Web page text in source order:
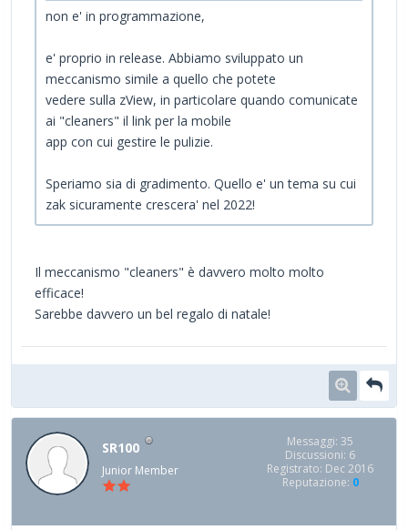
non e' in programmazione,
e' proprio in release. Abbiamo sviluppato un
meccanismo simile a quello che potete
vedere sulla zView, in particolare quando comunicate
ai "cleaners" il link per la mobile
app con cui gestire le pulizie.
Speriamo sia di gradimento. Quello e' un tema su cui
zak sicuramente crescera' nel 2022!
Il meccanismo "cleaners" è davvero molto molto
efficace!
Sarebbe davvero un bel regalo di natale!
SR100
Junior Member
Messaggi: 35
Discussioni: 6
Registrato: Dec 2016
Reputazione: 0